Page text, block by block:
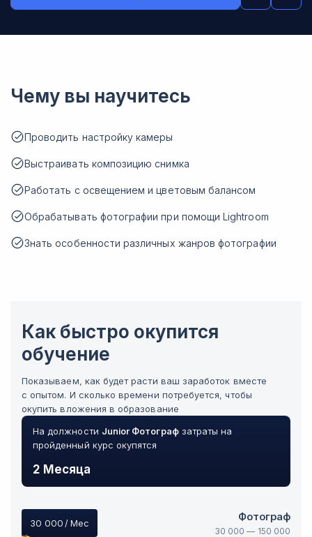
Чему вы научитесь
Проводить настройку камеры
Выстраивать композицию снимка
Работать с освещением и цветовым балансом
Обрабатывать фотографии при помощи Lightroom
Знать особенности различных жанров фотографии
Как быстро окупится
обучение
Показываем, как будет расти ваш заработок вместе
с опытом. И сколько времени потребуется, чтобы
окупить вложения в образование
На должности Junior Фотографзатраты на
пройденный курс окупятся
2 Месяца
30 000 / Мес Фотограф
30 000 — 150 000